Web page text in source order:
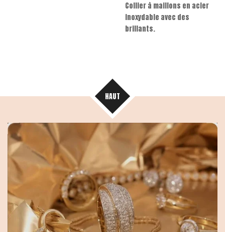
Collier à maillons en acier
inoxydable avec des
brillants.
HAUT